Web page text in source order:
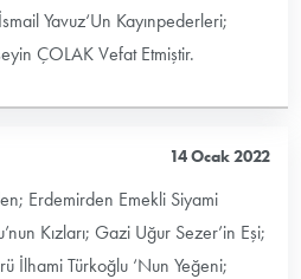
Yavuz‘Un Kayınpederleri;
ÇOLAK Vefat Etmiştir.
14 Ocak 2022
Erdemirden Emekli Siyami
Kızları; Gazi Uğur Sezer’in Eşi;
İlhami Türkoğlu ‘Nun Yeğeni;